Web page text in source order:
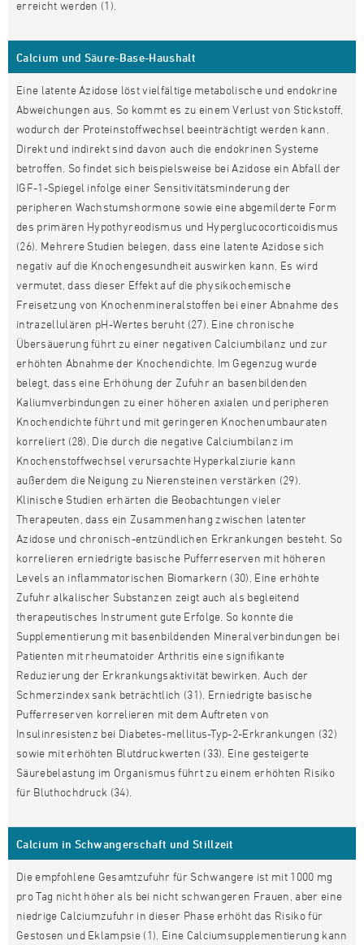
erreicht werden (1).
Calcium und Säure-Base-Haushalt
Eine latente Azidose löst vielfältige metabolische und endokrine
Abweichungen aus. So kommt es zu einem Verlust von Stickstoff,
wodurch der Proteinstoffwechsel beeinträchtigt werden kann.
Direkt und indirekt sind davon auch die endokrinen Systeme
betroffen. So findet sich beispielsweise bei Azidose ein Abfall der
IGF-1-Spiegel infolge einer Sensitivitätsminderung der
peripheren Wachstumshormone sowie eine abgemilderte Form
des primären Hypothyreodismus und Hyperglucocorticoidismus
(26). Mehrere Studien belegen, dass eine latente Azidose sich
negativ auf die Knochengesundheit auswirken kann. Es wird
vermutet, dass dieser Effekt auf die physikochemische
Freisetzung von Knochenmineralstoffen bei einer Abnahme des
intrazellulären pH-Wertes beruht (27). Eine chronische
Übersäuerung führt zu einer negativen Calciumbilanz und zur
erhöhten Abnahme der Knochendichte. Im Gegenzug wurde
belegt, dass eine Erhöhung der Zufuhr an basenbildenden
Kaliumverbindungen zu einer höheren axialen und peripheren
Knochendichte führt und mit geringeren Knochenumbauraten
korreliert (28). Die durch die negative Calciumbilanz im
Knochenstoffwechsel verursachte Hyperkalziurie kann
außerdem die Neigung zu Nierensteinen verstärken (29).
Klinische Studien erhärten die Beobachtungen vieler
Therapeuten, dass ein Zusammenhang zwischen latenter
Azidose und chronisch-entzündlichen Erkrankungen besteht. So
korrelieren erniedrigte basische Pufferreserven mit höheren
Levels an inflammatorischen Biomarkern (30). Eine erhöhte
Zufuhr alkalischer Substanzen zeigt auch als begleitend
therapeutisches Instrument gute Erfolge. So konnte die
Supplementierung mit basenbildenden Mineralverbindungen bei
Patienten mit rheumatoider Arthritis eine signifikante
Reduzierung der Erkrankungsaktivität bewirken. Auch der
Schmerzindex sank beträchtlich (31). Erniedrigte basische
Pufferreserven korrelieren mit dem Auftreten von
Insulinresistenz bei Diabetes-mellitus-Typ-2-Erkrankungen (32)
sowie mit erhöhten Blutdruckwerten (33). Eine gesteigerte
Säurebelastung im Organismus führt zu einem erhöhten Risiko
für Bluthochdruck (34).
Calcium in Schwangerschaft und Stillzeit
Die empfohlene Gesamtzufuhr für Schwangere ist mit 1000 mg
pro Tag nicht höher als bei nicht schwangeren Frauen, aber eine
niedrige Calciumzufuhr in dieser Phase erhöht das Risiko für
Gestosen und Eklampsie (1). Eine Calciumsupplementierung kann